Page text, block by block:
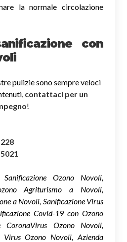
la normale circolazione
con
pulizie sono sempre veloci
contattaci per un
!
Ozono Novoli,
Agriturismo a Novoli,
a Novoli, Sanificazione Virus
Covid-19 con Ozono
CoronaVirus Ozono Novoli,
Virus Ozono Novoli, Azienda